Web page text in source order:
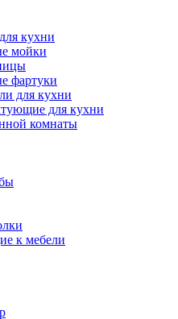
кухни
мойки
фартуки
для кухни
для кухни
комнаты
к мебели